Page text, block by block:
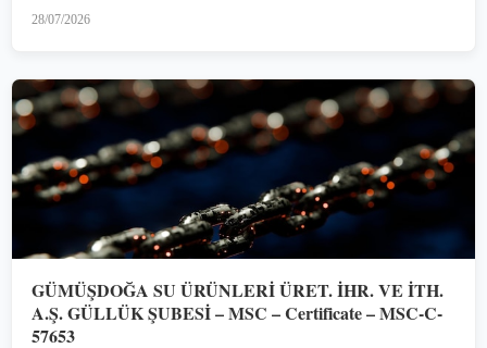
28/07/2026
GÜMÜŞDOĞA SU ÜRÜNLERİ ÜRET. İHR. VE İTH.
A.Ş. GÜLLÜK ŞUBESİ – MSC – Certificate – MSC-C-
57653